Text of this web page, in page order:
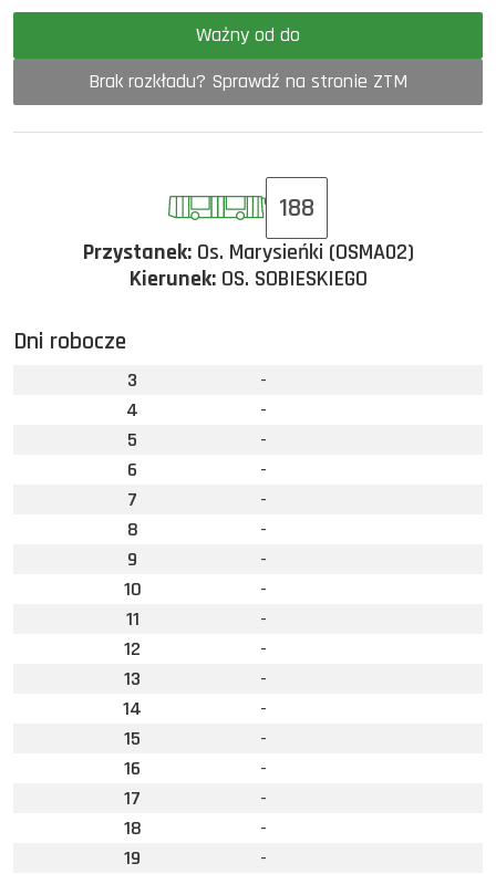
Ważny od do
Brak rozkładu? Sprawdź na stronie ZTM
188
Przystanek:Os. Marysieńki (OSMA02)
Kierunek:OS. SOBIESKIEGO
Dni robocze
3
-
4
-
5
-
6
-
7
-
8
-
9
-
10
-
11
-
12
-
13
-
14
-
15
-
16
-
17
-
18
-
19
-